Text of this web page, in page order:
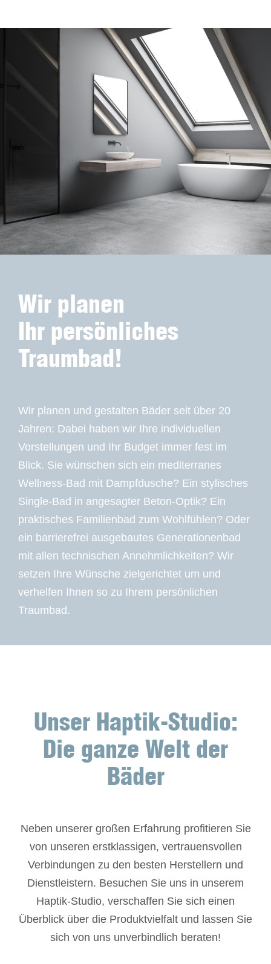
Wir planen
Ihr persönliches
Traumbad!
Wir planen und gestalten Bäder seit über 20
Jahren: Dabei haben wir Ihre individuellen
Vorstellungen und Ihr Budget immer fest im
Blick. Sie wünschen sich ein mediterranes
Wellness-Bad mit Dampfdusche? Ein stylisches
Single-Bad in angesagter Beton-Optik? Ein
praktisches Familienbad zum Wohlfühlen? Oder
ein barrierefrei ausgebautes Generationenbad
mit allen technischen Annehmlichkeiten? Wir
setzen Ihre Wünsche zielgerichtet um und
verhelfen Ihnen so zu Ihrem persönlichen
Traumbad.
Unser Haptik-Studio:
Die ganze Welt der
Bäder
Neben unserer großen Erfahrung profitieren Sie
von unseren erstklassigen, vertrauensvollen
Verbindungen zu den besten Herstellern und
Dienstleistern. Besuchen Sie uns in unserem
Haptik-Studio, verschaffen Sie sich einen
Überblick über die Produktvielfalt und lassen Sie
sich von uns unverbindlich beraten!